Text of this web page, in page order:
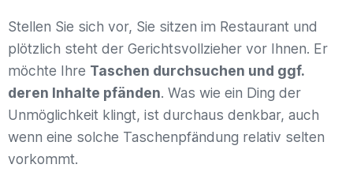
Stellen Sie sich vor, Sie sitzen im Restaurant und
plötzlich steht der Gerichtsvollzieher vor Ihnen. Er
möchte Ihre Taschen durchsuchen und ggf.
deren Inhalte pfänden. Was wie ein Ding der
Unmöglichkeit klingt, ist durchaus denkbar, auch
wenn eine solche Taschenpfändung relativ selten
vorkommt.